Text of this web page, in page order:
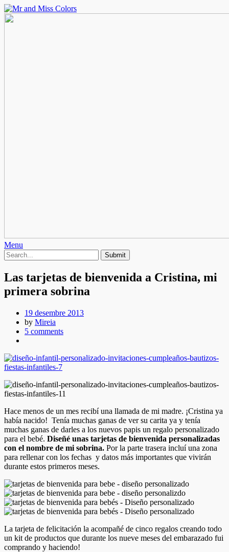
Menu
Las tarjetas de bienvenida a Cristina, mi
primera sobrina
19 desembre 2013
by Mireia
5 comments
Hace menos de un mes recibí una llamada de mi madre. ¡Cristina ya
había nacido! Tenía muchas ganas de ver su carita ya y tenía
muchas ganas de darles a los nuevos papis un regalo personalizado
para el bebé. Diseñé unas tarjetas de bienvenida personalizadas
con el nombre de mi sobrina. Por la parte trasera incluí una zona
para rellenar con los fechas y datos más importantes que vivirán
durante estos primeros meses.
La tarjeta de felicitación la acompañé de cinco regalos creando todo
un kit de productos que durante los nueve meses del embarazado fui
comprando y haciendo!